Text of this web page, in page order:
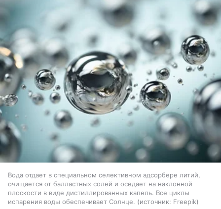
Вода отдает в специальном селективном адсорбере литий,
очищается от балластных солей и оседает на наклонной
плоскости в виде дистиллированных капель. Все циклы
испарения воды обеспечивает Солнце.
источник: Freepik